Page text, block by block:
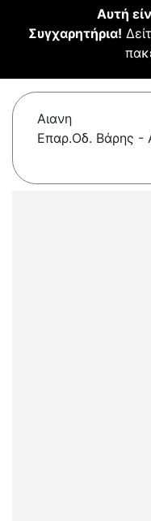
Αυτή
Συγχαρητήρια!
Αιανη
Επαρ.Οδ. Βάρης -